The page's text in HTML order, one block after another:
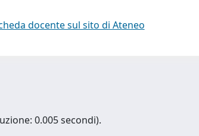
docente sul sito di Ateneo
0.005 secondi).